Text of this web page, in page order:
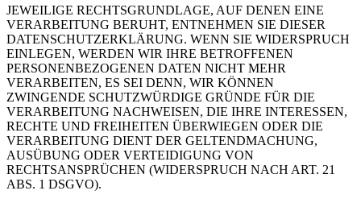
JEWEILIGE RECHTSGRUNDLAGE, AUF DENEN EINE
VERARBEITUNG BERUHT, ENTNEHMEN SIE DIESER
DATENSCHUTZERKLÄRUNG. WENN SIE WIDERSPRUCH
EINLEGEN, WERDEN WIR IHRE BETROFFENEN
PERSONENBEZOGENEN DATEN NICHT MEHR
VERARBEITEN, ES SEI DENN, WIR KÖNNEN
ZWINGENDE SCHUTZWÜRDIGE GRÜNDE FÜR DIE
VERARBEITUNG NACHWEISEN, DIE IHRE INTERESSEN,
RECHTE UND FREIHEITEN ÜBERWIEGEN ODER DIE
VERARBEITUNG DIENT DER GELTENDMACHUNG,
AUSÜBUNG ODER VERTEIDIGUNG VON
RECHTSANSPRÜCHEN (WIDERSPRUCH NACH ART. 21
ABS. 1 DSGVO).